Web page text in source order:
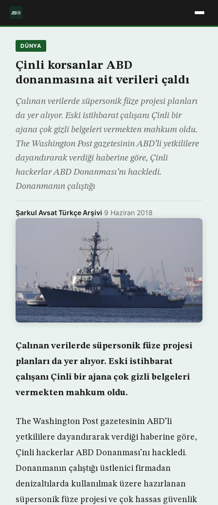
DÜNYA
Çinli korsanlar ABD
donanmasına ait verileri çaldı
Çalınan verilerde süpersonik füze projesi planları
da yer alıyor. Eski istihbarat çalışanı Çinli bir
ajana çok gizli belgeleri vermekten mahkum oldu.
The Washington Post gazetesinin ABD’li yetkililere
dayandırarak verdiği haberine göre, Çinli
hackerlar ABD Donanması’nı hackledi.
Donanmanın çalıştığı
Şarkul Avsat Türkçe Arşivi·9 Haziran 2018
Çalınan verilerde süpersonik füze projesi
planları da yer alıyor. Eski istihbarat
çalışanı Çinli bir ajana çok gizli belgeleri
vermekten mahkum oldu.
The Washington Post gazetesinin ABD’li
yetkililere dayandırarak verdiği haberine göre,
Çinli hackerlar ABD Donanması’nı hackledi.
Donanmanın çalıştığı üstlenici firmadan
denizaltılarda kullanılmak üzere hazırlanan
süpersonik füze projesi ve çok hassas güvenlik